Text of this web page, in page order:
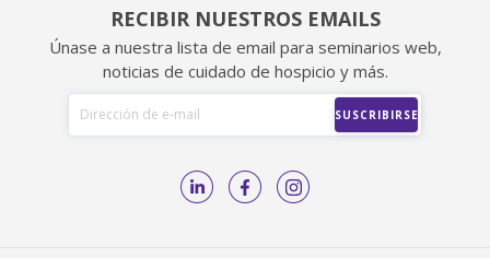
RECIBIR NUESTROS EMAILS
Únase a nuestra lista de email para seminarios web,
noticias de cuidado de hospicio y más.